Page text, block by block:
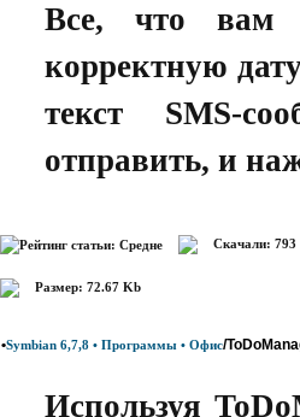
Все, что вам
корректную
текст SMS-
отправить, и
Скачали: 793
Размер: 72.67 Kb
•Symbian 6,7,8 • Программы • Офис/
Используя